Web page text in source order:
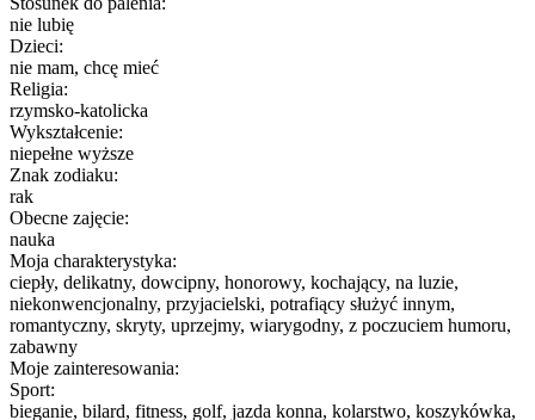
nie lubię
Dzieci:
nie mam, chcę mieć
Religia:
rzymsko-katolicka
Wykształcenie:
niepełne wyższe
Znak zodiaku:
rak
Obecne zajęcie:
nauka
Moja charakterystyka:
ciepły, delikatny, dowcipny, honorowy, kochający, na luzie,
niekonwencjonalny, przyjacielski, potrafiący służyć innym,
romantyczny, skryty, uprzejmy, wiarygodny, z poczuciem humoru,
zabawny
Moje zainteresowania:
Sport:
bieganie, bilard, fitness, golf, jazda konna, kolarstwo, koszykówka,